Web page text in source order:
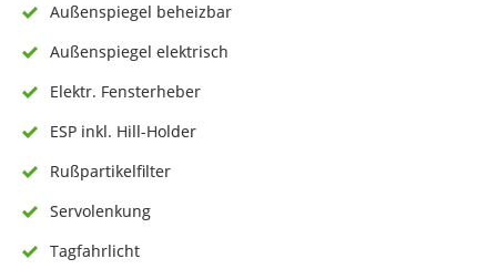
Außenspiegel beheizbar
Außenspiegel elektrisch
Elektr. Fensterheber
ESP inkl. Hill-Holder
Rußpartikelfilter
Servolenkung
Tagfahrlicht